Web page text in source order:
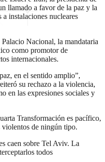
llamado a favor de la paz y la
instalaciones nucleares
Nacional, la mandataria
como promotor de
internacionales.
en el sentido amplio”,
su rechazo a la violencia,
en las expresiones sociales y
Transformación es pacífico,
violentos de ningún tipo.
caen sobre Tel Aviv. La
todos